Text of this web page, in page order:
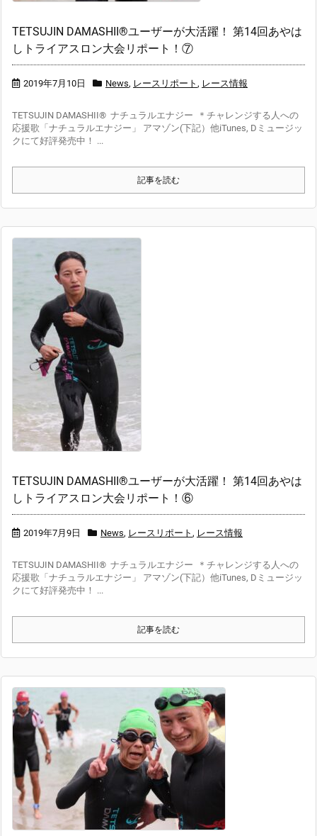
TETSUJIN DAMASHII®︎ユーザーが大活躍！ 第14回あやは
しトライアスロン大会リポート！⑦
2019年7月10日 News, レースリポート , レース情報
TETSUJIN DAMASHII® ナチュラルエナジー ＊チャレンジする人への
応援歌「ナチュラルエナジー」 アマゾン(下記）他iTunes, Dミュージッ
クにて好評発売中！ ...
記事を読む
TETSUJIN DAMASHII®︎ユーザーが大活躍！ 第14回あやは
しトライアスロン大会リポート！⑥
2019年7月9日 News, レースリポート , レース情報
TETSUJIN DAMASHII® ナチュラルエナジー ＊チャレンジする人への
応援歌「ナチュラルエナジー」 アマゾン(下記）他iTunes, Dミュージッ
クにて好評発売中！ ...
記事を読む